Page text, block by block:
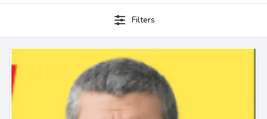
Filters